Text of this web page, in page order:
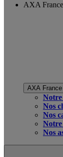
AXA France
AXA France
Notre
Nos
Nos
Notre
Nos